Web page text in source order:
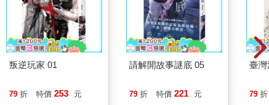
叛逆玩家 01
79 折 特價 253 元
請解開故事謎底 05
79 折 特價 221 元
臺
79 折